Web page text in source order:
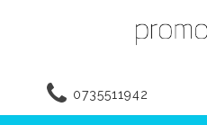
0735511942